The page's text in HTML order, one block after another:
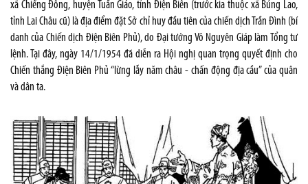
xã Chiềng Đông, huyện Tuần Giáo, tỉnh Điện Biên (trước kia thuộc xã Búng Lao,
tỉnh Lai Châu cũ) là địa điểm đặt Sở chỉ huy đầu tiên của chiến dịch Trần Đình (bí
danh của Chiến dịch Điện Biên Phủ), do Đại tướng Võ Nguyên Giáp làm Tổng tư
lệnh. Tại đây, ngày 14/1/1954 đã diễn ra Hội nghị quan trọng quyết định cho
Chiến thắng Điện Biên Phủ “lừng lẫy năm châu - chấn động địa cầu” của quân
và dân ta.